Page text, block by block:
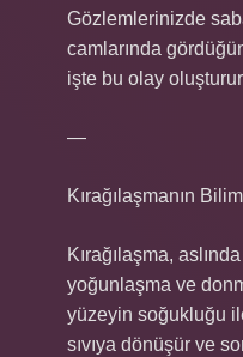
Gözlemlerinizde
camlarında
işte bu olay
—
Kırağılaşmanın
Kırağılaşma,
yoğunlaşma ve
yüzeyin soğukluğu
sıvıya dönüşür ve